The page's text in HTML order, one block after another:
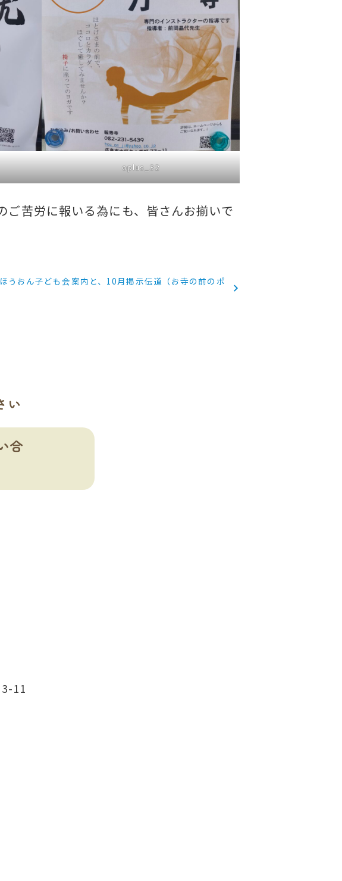
oplus_32
苦労に報いる為にも、皆さんお揃いで
うおん子ども会案内と、10月掲示伝道（お寺の前のポ
い
合
11